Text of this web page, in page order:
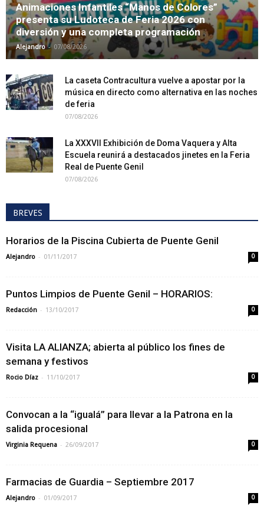
Animaciones Infantiles “Manos de Colores”
presenta su Ludoteca de Feria 2026 con
diversión y una completa programación
Alejandro - 07/08/2026
La caseta Contracultura vuelve a apostar por la
música en directo como alternativa en las noches
de feria
07/08/2026
La XXXVII Exhibición de Doma Vaquera y Alta
Escuela reunirá a destacados jinetes en la Feria
Real de Puente Genil
07/08/2026
BREVES
Horarios de la Piscina Cubierta de Puente Genil
Alejandro - 01/11/2017 0
Puntos Limpios de Puente Genil – HORARIOS:
Redacción - 13/10/2017 0
Visita LA ALIANZA; abierta al público los fines de
semana y festivos
Rocio Díaz - 11/10/2017 0
Convocan a la “igualá” para llevar a la Patrona en la
salida procesional
Virginia Requena - 26/09/2017 0
Farmacias de Guardia – Septiembre 2017
Alejandro - 01/09/2017 0